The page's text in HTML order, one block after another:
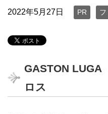
2022年5月27日 PR
GASTON LUGA
ロス